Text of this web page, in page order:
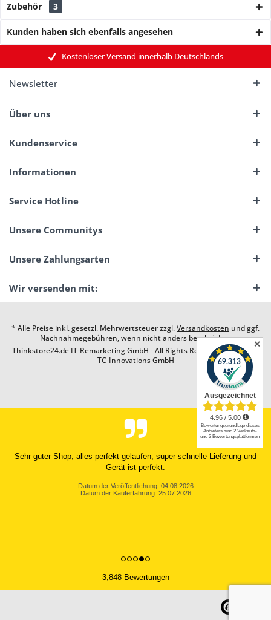
Zubehör 3
Kunden haben sich ebenfalls angesehen
Kostenloser Versand innerhalb Deutschlands
Newsletter
Über uns
Kundenservice
Informationen
Service Hotline
Unsere Communitys
Unsere Zahlungsarten
Wir versenden mit:
* Alle Preise inkl. gesetzl. Mehrwertsteuer zzgl.Versandkosten und ggf.
Nachnahmegebühren, wenn nicht anders beschrieben
Thinkstore24.de IT-Remarketing GmbH - All Rights Reserved. Design by
TC-Innovations GmbH
Sehr guter Shop, alles perfekt gelaufen, super schnelle Lieferung und
Gerät ist perfekt.
Datum der Veröffentlichung: 04.08.2026
Datum der Kauferfahrung: 25.07.2026
3,848 Bewertungen
✕